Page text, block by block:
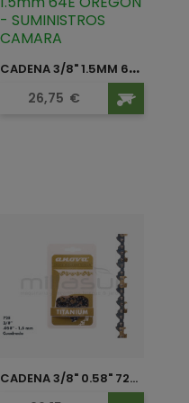
C
ADENA 3/8" 1.5MM 64...
Precio
26,75 €
CADENA 3/8" 0.58" 72...